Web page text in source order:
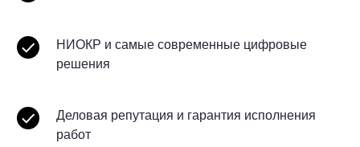
НИОКР и самые современные цифровые
решения
Деловая репутация и гарантия исполнения
работ